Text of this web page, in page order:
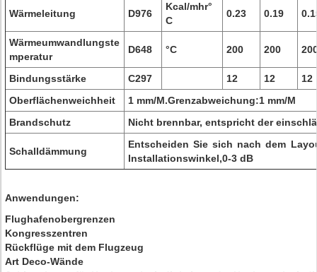
Wärmeleitung D976
Kcal/mhr°
C
0.23 0.19
Wärmeumwandlungste
mperatur
D648 °C 200 200
Bindungsstärke C297 12 12
12
Oberflächenweichheit
1 mm/M.Grenzabweichung:1 mm/M
Brandschutz
Nicht brennbar, entspricht der
Schalldämmung
Entscheiden Sie sich nach dem
Installationswinkel,0-3 dB
Anwendungen:
Flughafenobergrenzen
Kongresszentren
Rückflüge mit dem Flugzeug
Art Deco-Wände